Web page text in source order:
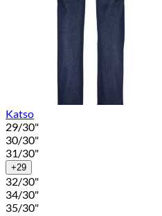
Katso
29/30"
30/30"
31/30"
+29
32/30"
34/30"
35/30"